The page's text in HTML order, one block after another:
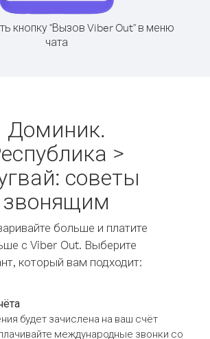
кнопку "Вызов Viber Out" в меню
чата
Доминик.
>
советы
звонящим
больше и платите
с Viber Out. Выберите
который вам подходит:
будет зачислена на ваш счёт
международные звонки со